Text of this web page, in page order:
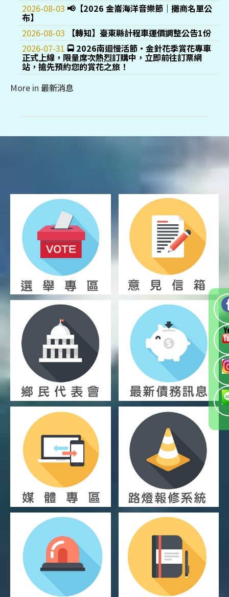
2026-08-03 📢【2026 金崙海洋音樂節｜攤商名單公
布】
2026-08-03
【轉知】臺東縣計程車運價調整公告1份
2026-07-31 🚍 2026南迴慢活節・金針花季賞花專車
正式上線，限量席次熱烈訂購中，立即前往訂票網
站，搶先預約您的賞花之旅！
More in 最新消息